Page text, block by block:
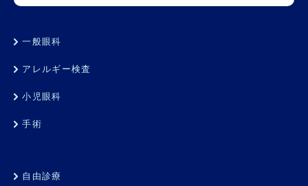
一般眼科
アレルギー検査
小児眼科
手術
自由診療